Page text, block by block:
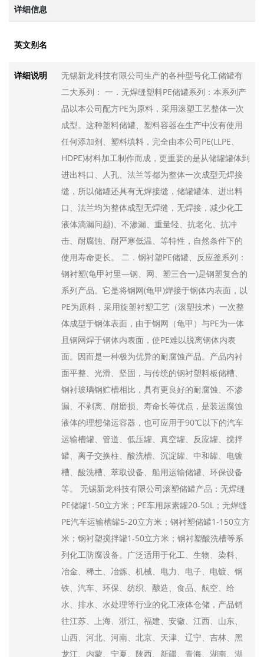
详细信息
英文别名
详细说明
无锡新龙科技有限公司生产的各种型号化工储罐有
二大系列： 一．无焊缝塑料PE储罐系列：本系列产
品以本公司配方PE为原料，采用滚塑工艺整体一次
成型。这种塑料储罐、塑料容器在生产中没有使用
任何添加剂、塑料填料，完全由本公司PE(LLPE、
HDPE)材料加工制作而成，更重要的是从储罐罐体到
进出料口、人孔、法兰等都为整体一次成型无焊接
缝，所以储罐还具有无焊接缝，储罐罐体、进出料
口、法兰均为整体成型无焊缝，无焊接，减少化工
液体滴漏问题)、不渗漏、重量轻、抗老化、抗冲
击、耐腐蚀、耐严寒低温、等特性，自然条件下的
使用寿命更长。 二．钢衬塑PE储罐、反应釜系列：
钢衬塑(龟甲衬里—钢、网、塑三合一)是钢塑复合的
系列产品。它是将钢网(龟甲)焊接于钢体内表面，以
PE为原料，采用旋塑衬塑工艺（滚塑技术）一次整
体成型于钢体表面，由于钢网（龟甲）与PE为一体
且钢网焊于钢体内表面，使PE难以脱离钢体内表
面。因而是一种极为优异的耐腐蚀产品。产品内衬
面平整、光滑、坚固，与传统的钢衬塑料板储槽、
钢衬玻璃钢贮槽相比，具有更良好的耐腐蚀、不渗
漏、不剥离、耐磨损、寿命长等优点，是装运腐蚀
液体的理想储运容器，也可应用于90℃以下的汽车
运输槽罐、管道、低压罐、真空罐、反应罐、搅拌
罐、离子交换柱、酸洗槽、沉淀罐、中和罐、电镀
槽、酸洗槽、萃取设备、船用运输储罐、环保设备
等。 无锡新龙科技有限公司滚塑储罐产品：无焊缝
PE储罐1-50立方米；PE车用尿素罐20-50L；无焊缝
PE汽车运输槽罐5-20立方米；钢衬塑储罐1-150立方
米；钢衬塑搅拌罐1-50立方米；钢衬塑酸洗槽等系
列化工防腐设备。广泛适用于化工、生物、染料、
冶金、稀土、冶炼、机械、电力、电子、电镀、钢
铁、汽车、环保、纺织、酿造、食品、航空、给
水、排水、水处理等行业的化工液体仓储，产品销
往江苏、上海、浙江、福建、安徽、江西、山东、
山西、河北、河南、北京、天津、辽宁、吉林、黑
龙江、内蒙、宁夏、陕西、新疆、青海、湖南、湖
布日期：2026-08-05
布日期：2026-08-05
立方米立式钢衬塑储罐钢衬P...
布日期：2026-08-05
立方米卧式钢衬塑储罐钢衬P...
罐25年生产化工储罐设备无锡...
罐钢衬塑储罐生产厂家无锡新龙
布日期：2026-08-05
家直供化工防腐设备化工企业...
布日期：2026-08-05
锡新龙厂家直供化工防腐设备...
布日期：2026-08-05
发布日期：2026-08-05
100立方米卧式钢衬塑储罐钢衬P...
储罐25年生产化工储罐设备无锡...
发布日期：2026-08-05
储罐钢衬塑储罐生产厂家无锡新龙
发布日期：2026-08-05
厂家直供化工防腐设备化工企业...
发布日期：2026-08-05
无锡新龙厂家直供化工防腐设备...
发布日期：2026-08-05